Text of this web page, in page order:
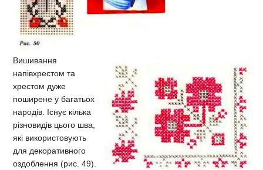
Вишивання
напівхрестом та
хрестом дуже
поширене у багатьох
народів. Існує кілька
різновидів цього шва,
які використовують
для декоративного
оздоблення (рис. 49).